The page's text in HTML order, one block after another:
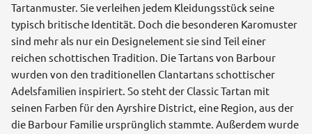
Tartanmuster. Sie verleihen jedem Kleidungsstück seine
typisch britische Identität. Doch die besonderen Karomuster
sind mehr als nur ein Designelement sie sind Teil einer
reichen schottischen Tradition. Die Tartans von Barbour
wurden von den traditionellen Clantartans schottischer
Adelsfamilien inspiriert. So steht der Classic Tartan mit
seinen Farben für den Ayrshire District, eine Region, aus der
die Barbour Familie ursprünglich stammte. Außerdem wurde